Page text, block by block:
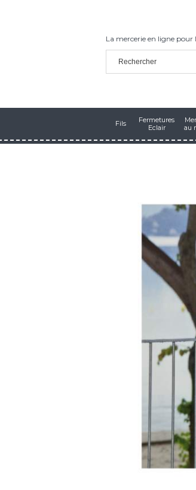
La mercerie en ligne pour
Fils
Fermetures
Eclair
au